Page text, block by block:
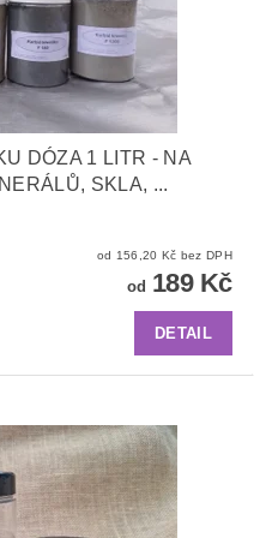
DÓZA 1 LITR - NA
SKLA, ...
od 156,20 Kč bez DPH
od 189 Kč
DETAIL